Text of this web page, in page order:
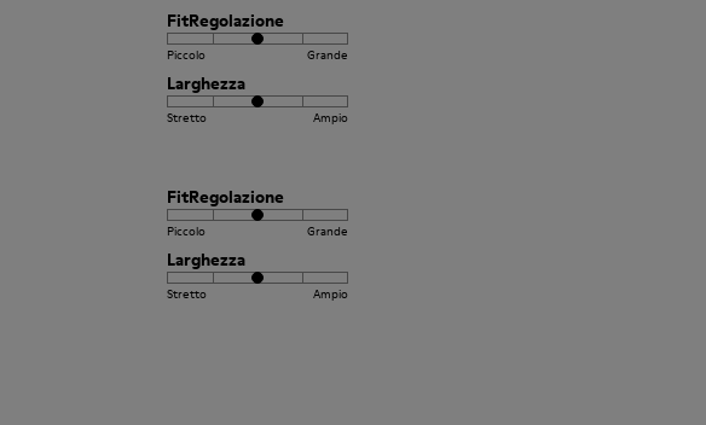
FitRegolazione
Piccolo Grande
Larghezza
Stretto Ampio
FitRegolazione
Piccolo Grande
Larghezza
Stretto Ampio